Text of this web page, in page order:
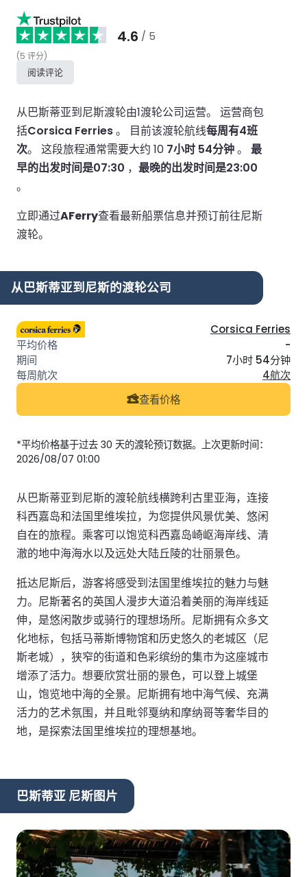
4.6 / 5
(5 评分)
阅读评论
从巴斯蒂亚到尼斯渡轮由1渡轮公司运营。 运营商包
括Corsica Ferries。 目前该渡轮航线每周有4班
次。 这段旅程通常需要大约 10 7小时 54分钟。 最
早的出发时间是07:30 ， 最晚的出发时间是23:00
。
立即通过AFerry查看最新船票信息并预订前往尼斯
渡轮。
从巴斯蒂亚到尼斯的渡轮公司
Corsica Ferries
-
7小时 54分钟
4航次
查看价格
*平均价格基于过去 30 天的渡轮预订数据。上次更新时间：
2026/08/07 01:00
从巴斯蒂亚到尼斯的渡轮航线横跨利古里亚海，连接
科西嘉岛和法国里维埃拉，为您提供风景优美、悠闲
自在的旅程。乘客可以饱览科西嘉岛崎岖海岸线、清
澈的地中海海水以及远处大陆丘陵的壮丽景色。
抵达尼斯后，游客将感受到法国里维埃拉的魅力与魅
力。尼斯著名的英国人漫步大道沿着美丽的海岸线延
伸，是悠闲散步或骑行的理想场所。尼斯拥有众多文
化地标，包括马蒂斯博物馆和历史悠久的老城区（尼
斯老城），狭窄的街道和色彩缤纷的集市为这座城市
增添了活力。想要欣赏壮丽的景色，可以登上城堡
山，饱览地中海的全景。尼斯拥有地中海气候、充满
活力的艺术氛围，并且毗邻戛纳和摩纳哥等奢华目的
地，是探索法国里维埃拉的理想基地。
巴斯蒂亚 尼斯图片